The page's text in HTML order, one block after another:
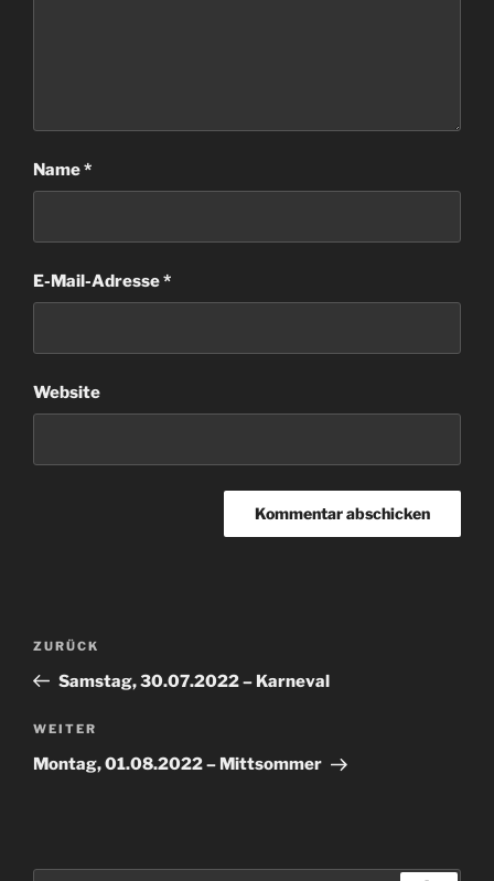
Name*
E-Mail-Adresse*
Website
Beitragsnavigation
Vorheriger
Beitrag
ZURÜCK
Samstag, 30.07.2022 – Karneval
Nächster
Beitrag
WEITER
Montag, 01.08.2022 – Mittsommer